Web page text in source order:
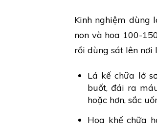
Kinh nghiệm dùng
non và hoa 100-
rồi dùng sát lên nơi
Lá kế chữa lở
buốt, đái ra
hoặc hơn, sắc
Hoa khế chữa